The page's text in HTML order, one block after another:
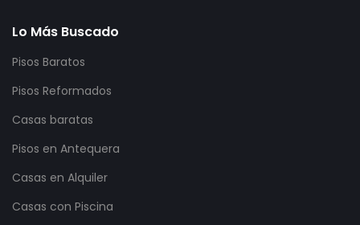
Lo Más Buscado
Pisos Baratos
Pisos Reformados
Casas baratas
Pisos en Antequera
Casas en Alquiler
Casas con Piscina